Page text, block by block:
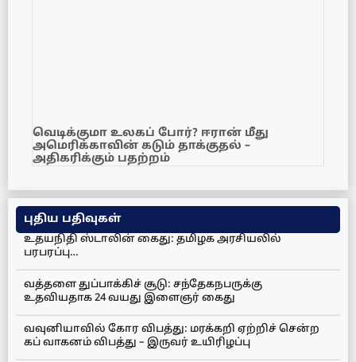
வெடிக்குமா உலகப் போர்? ஈரான் மீது
அமெரிக்காவின் கடும் தாக்குதல் –
அதிகரிக்கும் பதற்றம்
புதிய பதிவுகள்
உதயநிதி ஸ்டாலின் கைது: தமிழக அரசியலில்
பரபரப்பு…
வத்தளை துப்பாக்கிச் சூடு: சந்தேகநபருக்கு
உதவியதாக 24 வயது இளைஞர் கைது
வவுனியாவில் கோர விபத்து: மரக்கறி ஏற்றிச் சென்ற
கப் வாகனம் விபத்து – இருவர் உயிரிழப்பு